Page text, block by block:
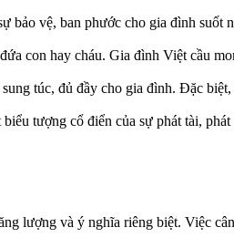
bảo vệ, ban phước cho gia đình suốt
con hay cháu. Gia đình Việt cầu
túc, đủ đầy cho gia đình. Đặc
tượng cổ điển của sự phát tài,
lượng và ý nghĩa riêng biệt. Việc